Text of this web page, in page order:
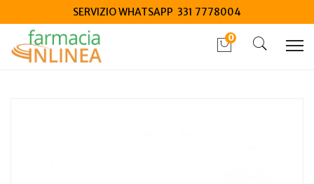
SERVIZIO WHATSAPP 331 7778004
0